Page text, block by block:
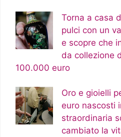
Torna a casa
pulci con un
e scopre che
da collezione
100.000 euro
Oro e gioielli
euro nascosti
straordinaria
cambiato la